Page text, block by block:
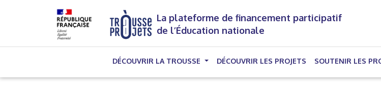
La plateforme de financement participatif
de l’Éducation nationale
DÉCOUVRIR LA TROUSSE DÉCOUVRIR LES PROJETS (CURRENT)
SOUTENIR LES